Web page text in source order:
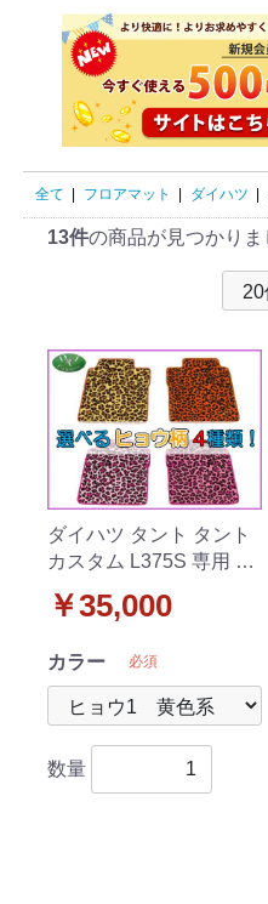
全て | フロアマット | ダイハツ |
13件の商品が見つかりま
ダイハツ タント タント
カスタム L375S 専用 フ
ロアマット ヒョウ柄
社外新品
￥35,000
カラー 必須
数量